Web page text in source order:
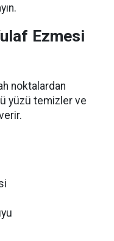
Ezmesi
noktalardan
yüzü temizler ve